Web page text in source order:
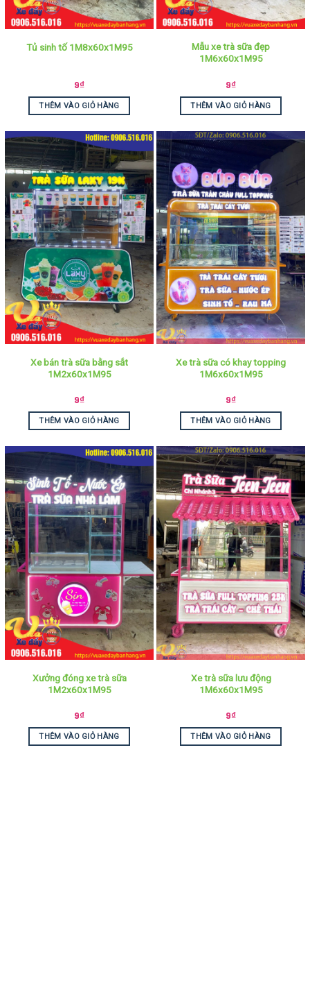
Tủ sinh tố 1M8x60x1M95
9₫
THÊM VÀO GIỎ HÀNG
Mẫu xe trà sữa đẹp
1M6x60x1M95
9₫
THÊM VÀO GIỎ HÀNG
Xe bán trà sữa bằng sắt
1M2x60x1M95
9₫
THÊM VÀO GIỎ HÀNG
Xe trà sữa có khay topping
1M6x60x1M95
9₫
THÊM VÀO GIỎ HÀNG
Xưởng đóng xe trà sữa
1M2x60x1M95
9₫
THÊM VÀO GIỎ HÀNG
Xe trà sữa lưu động
1M6x60x1M95
9₫
THÊM VÀO GIỎ HÀNG